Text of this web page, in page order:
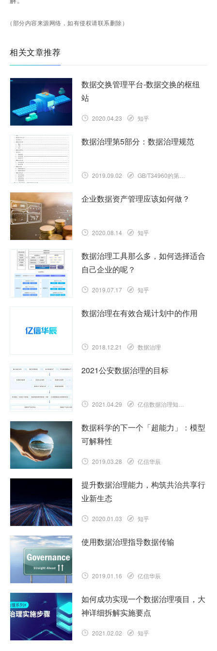
（部分内容来源网络，如有侵权请联系删除）
相关文章推荐
数据交换管理平台-数据交换的枢纽
站
2020.04.23 知乎
数据治理第5部分：数据治理规范
2019.09.02 GB/T34960的第5部分
企业数据资产管理应该如何做？
2020.08.14 知乎
数据治理工具那么多，如何选择适合
自己企业的呢？
2019.07.17 知乎
数据治理在有效合规计划中的作用
2018.12.21 数据治理
2021公安数据治理的目标
2021.04.29 亿信数据治理知识库
数据科学的下一个「超能力」：模型
可解释性
2019.03.28 亿信华辰
提升数据治理能力，构筑共治共享行
业新生态
2020.01.03 知乎
使用数据治理指导数据传输
2019.01.16 亿信华辰
如何成功实现一个数据治理项目，大
神详细拆解实施要点
2021.02.02 知乎